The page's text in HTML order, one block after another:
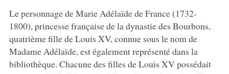
Le personnage de Marie Adélaïde de France (1732-
1800), princesse française de la dynastie des Bourbons,
quatrième fille de Louis XV, connue sous le nom de
Madame Adélaïde, est également représenté dans la
bibliothèque. Chacune des filles de Louis XV possédait